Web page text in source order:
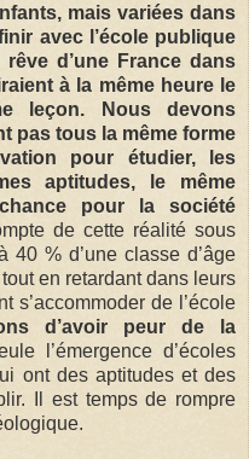
mais variées dans
avec l’école publique
d’une France dans
à la même heure le
leçon. Nous devons
pas tous la même forme
pour étudier, les
aptitudes, le même
pour la société
de cette réalité sous
40 % d’une classe d’âge
en retardant dans leurs
s’accommoder de l’école
d’avoir peur de la
l’émergence d’écoles
ont des aptitudes et des
Il est temps de rompre